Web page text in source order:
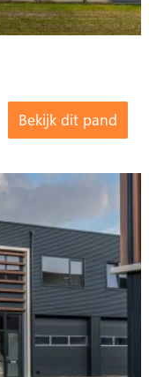
Bekijk dit pand